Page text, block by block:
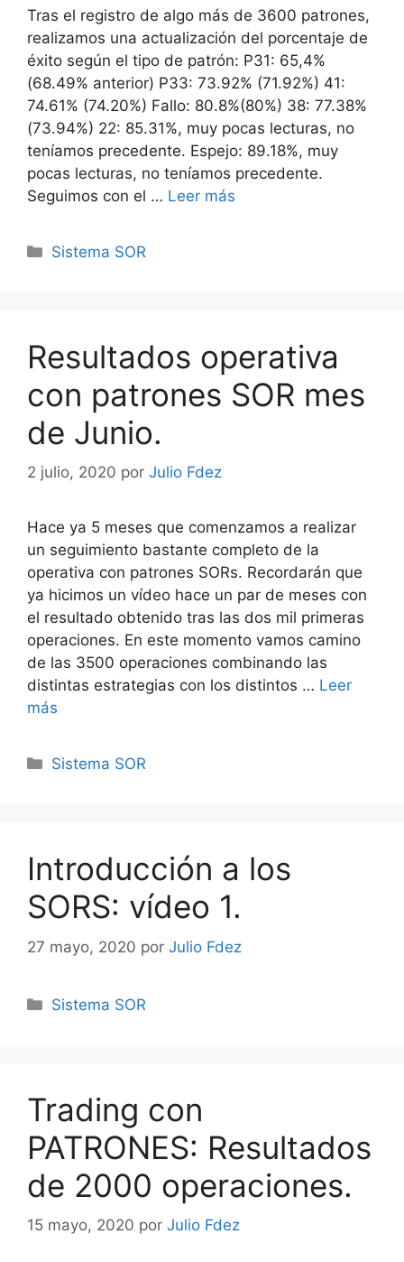
Tras el registro de algo más de 3600 patrones,
realizamos una actualización del porcentaje de
éxito según el tipo de patrón: P31: 65,4%
(68.49% anterior) P33: 73.92% (71.92%) 41:
74.61% (74.20%) Fallo: 80.8%(80%) 38: 77.38%
(73.94%) 22: 85.31%, muy pocas lecturas, no
teníamos precedente. Espejo: 89.18%, muy
pocas lecturas, no teníamos precedente.
Seguimos con el … Leer más
Categorías
Sistema SOR
Resultados operativa
con patrones SOR mes
de Junio.
2 julio, 2020 por Julio Fdez
Hace ya 5 meses que comenzamos a realizar
un seguimiento bastante completo de la
operativa con patrones SORs. Recordarán que
ya hicimos un vídeo hace un par de meses con
el resultado obtenido tras las dos mil primeras
operaciones. En este momento vamos camino
de las 3500 operaciones combinando las
distintas estrategias con los distintos … Leer
más
Categorías
Sistema SOR
Introducción a los
SORS: vídeo 1.
27 mayo, 2020 por Julio Fdez
Categorías
Sistema SOR
Trading con
PATRONES: Resultados
de 2000 operaciones.
15 mayo, 2020 por Julio Fdez